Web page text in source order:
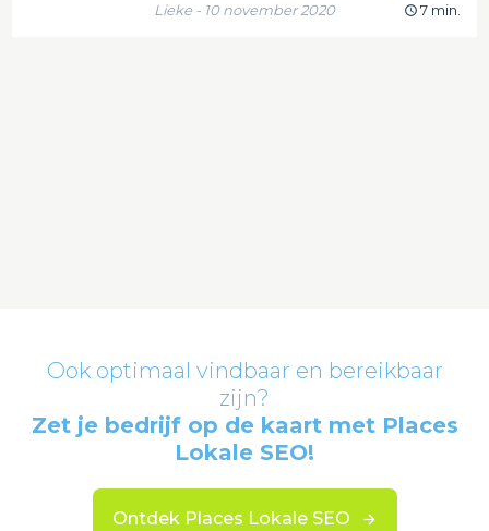
Lieke - 10 november 2020
7 min.
Ook optimaal vindbaar en bereikbaar
zijn?
Zet je bedrijf op de kaart met Places
Lokale SEO!
Ontdek Places Lokale SEO